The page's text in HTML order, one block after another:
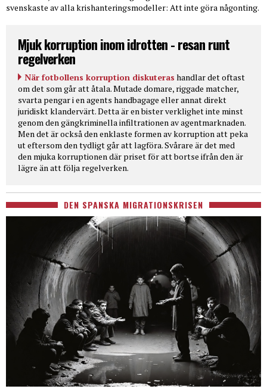
svenskaste av alla krishanteringsmodeller: Att inte göra någonting.
Mjuk korruption inom idrotten - resan runt
regelverken
När fotbollens korruption diskuteras handlar det oftast
om det som går att åtala. Mutade domare, riggade matcher,
svarta pengar i en agents handbagage eller annat direkt
juridiskt klandervärt. Detta är en bister verklighet inte minst
genom den gängkriminella infiltrationen av agentmarknaden.
Men det är också den enklaste formen av korruption att peka
ut eftersom den tydligt går att lagföra. Svårare är det med
den mjuka korruptionen där priset för att bortse ifrån den är
lägre än att följa regelverken.
DEN SPANSKA MIGRATIONSKRISEN